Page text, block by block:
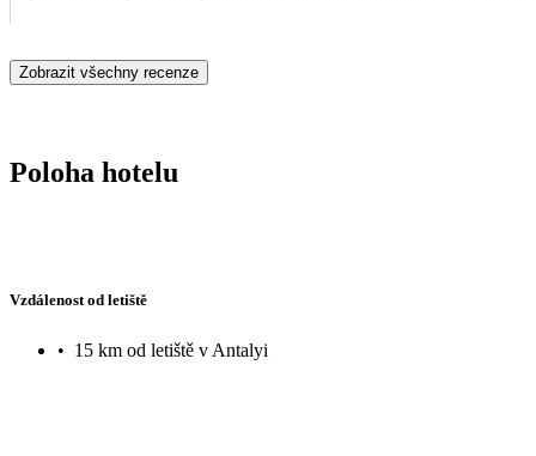
vykonávat svoji potřebu pod lehátka turistů. Moře bylo někdy
skokanský můstek, přestože zde byly nápisy, že skákání je
Zobrazit všechny recenze
Poloha hotelu
Vzdálenost od letiště
• 15 km od letiště v Antalyi